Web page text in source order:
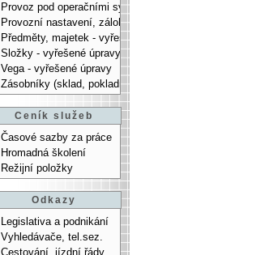
Provoz pod operačními systémy, technologické věci -
Provozní nastavení, zálohování, instalace, ... -
Předměty, majetek - vyřešené úpravy
Složky - vyřešené úpravy
Vega - vyřešené úpravy
Zásobníky (sklad, pokladna, bank. účet) - vyřešené
Ceník služeb
Časové sazby za práce
Hromadná školení
Režijní položky
Odkazy
Legislativa a podnikání
Vyhledávače, tel.sez.
Cestování, jízdní řády